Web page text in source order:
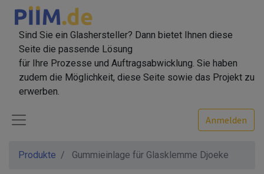
Sind Sie ein Glashersteller? Dann bietet Ihnen diese
Seite die passende Lösung
für Ihre Prozesse und Auftragsabwicklung. Sie haben
zudem die Möglichkeit, diese Seite sowie das Projekt zu
erwerben.
Anmelden
Produkte Gummieinlage für Glasklemme Djoeke